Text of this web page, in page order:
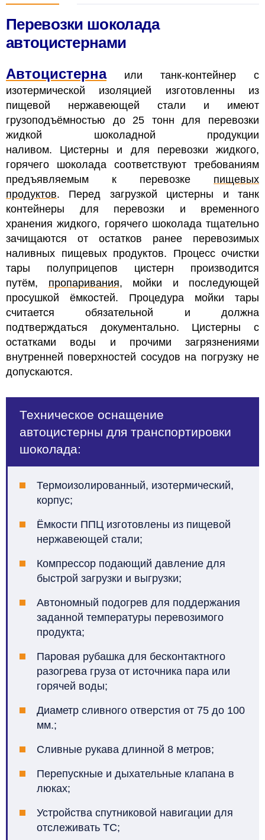
Перевозки шоколада
автоцистернами
Автоцистернаили танк-контейнер с
изотермической изоляцией изготовленны из
пищевой нержавеющей стали и имеют
грузоподъёмностью до 25 тонн для перевозки
жидкой шоколадной продукции
наливом. Цистерны и для перевозки жидкого,
горячего шоколада соответствуют требованиям
предъявляемым к перевозке пищевых
продуктов. Перед загрузкой цистерны и танк
контейнеры для перевозки и временного
хранения жидкого, горячего шоколада тщательно
зачищаются от остатков ранее перевозимых
наливных пищевых продуктов. Процесс очистки
тары полуприцепов цистерн производится
путём, пропаривания, мойки и последующей
просушкой ёмкостей. Процедура мойки тары
считается обязательной и должна
подтверждаться документально. Цистерны с
остатками воды и прочими загрязнениями
внутренней поверхностей сосудов на погрузку не
допускаются.
Техническое оснащение
автоцистерны для транспортировки
шоколада:
Термоизолированный, изотермический,
корпус;
Ёмкости ППЦ изготовлены из пищевой
нержавеющей стали;
Компрессор подающий давление для
быстрой загрузки и выгрузки;
Автономный подогрев для поддержания
заданной температуры перевозимого
продукта;
Паровая рубашка для бесконтактного
разогрева груза от источника пара или
горячей воды;
Диаметр сливного отверстия от 75 до 100
мм.;
Сливные рукава длинной 8 метров;
Перепускные и дыхательные клапана в
люках;
Устройства спутниковой навигации для
отслеживать ТС;